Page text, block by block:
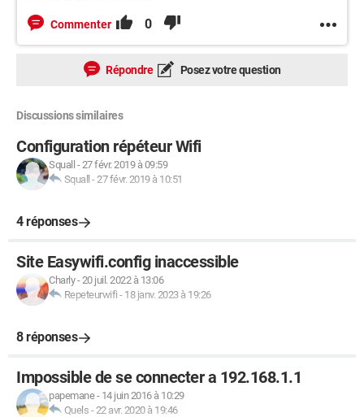
Commenter 0
Répondre Posez votre question
Discussions similaires
Configuration répéteur Wifi
Squall -27 févr. 2019 à 09:59
Squall -27 févr. 2019 à 10:51
4 réponses
Site Easywifi.config inaccessible
Charly-20 juil. 2022 à 13:06
Repeteurwifi - 18 janv. 2023 à 19:26
8 réponses
Impossible de se connecter a 192.168.1.1
papemane- 14 juin 2016 à 10:29
Quels -22 avr. 2020 à 19:46